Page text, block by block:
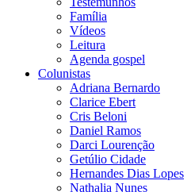
Família
Vídeos
Leitura
Agenda gospel
Colunistas
Adriana Bernardo
Clarice Ebert
Cris Beloni
Daniel Ramos
Darci Lourenção
Getúlio Cidade
Hernandes Dias Lopes
Nathalia Nunes